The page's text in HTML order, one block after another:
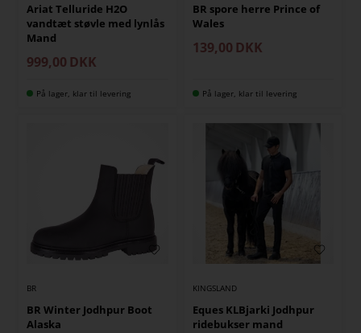
Ariat Telluride H2O
vandtæt støvle med lynlås
Mand
999,00 DKK
På lager, klar til levering
BR spore herre Prince of
Wales
139,00 DKK
På lager, klar til levering
BR
BR Winter Jodhpur Boot
Alaska
KINGSLAND
Eques KLBjarki Jodhpur
ridebukser mand